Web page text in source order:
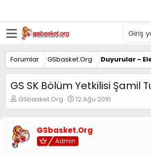
Giriş
Forumlar GSbasket.Org Duyurular -
GS SK Bölüm Yetkilisi Şamil
K
o
u
y
u
GSbasket.Org
B
a
a
n
12 Ağu 2010
GSbasket.Org
Admin